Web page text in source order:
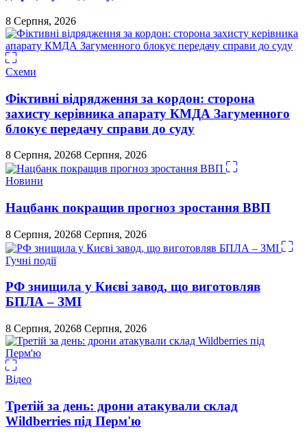
8 Серпня, 2026
Схеми
Фіктивні відрядження за кордон: сторона
захисту керівника апарату КМДА Загуменного
блокує передачу справи до суду
8 Серпня, 20268 Серпня, 2026
Новини
Нацбанк покращив прогноз зростання ВВП
8 Серпня, 20268 Серпня, 2026
Гучні події
РФ знищила у Києві завод, що виготовляв
БПЛА – ЗМІ
8 Серпня, 20268 Серпня, 2026
Відео
Третій за день: дрони атакували склад
Wildberries під Перм'ю